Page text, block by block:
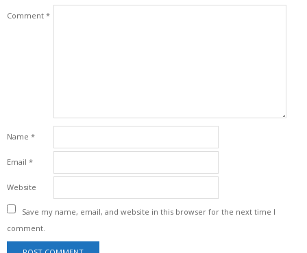
Comment *
Name *
Email *
Website
Save my name, email, and website in this browser for the next time I
comment.